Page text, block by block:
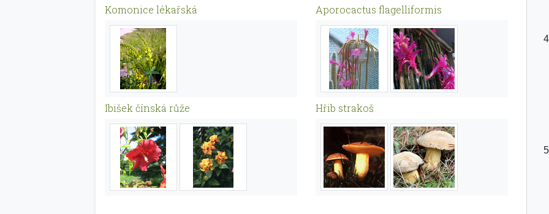
Komonice lékařská Aporocactus flagelliformis
Ibišek čínská růže Hřib strakoš